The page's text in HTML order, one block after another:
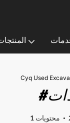
Cyq Used
1 محتويات